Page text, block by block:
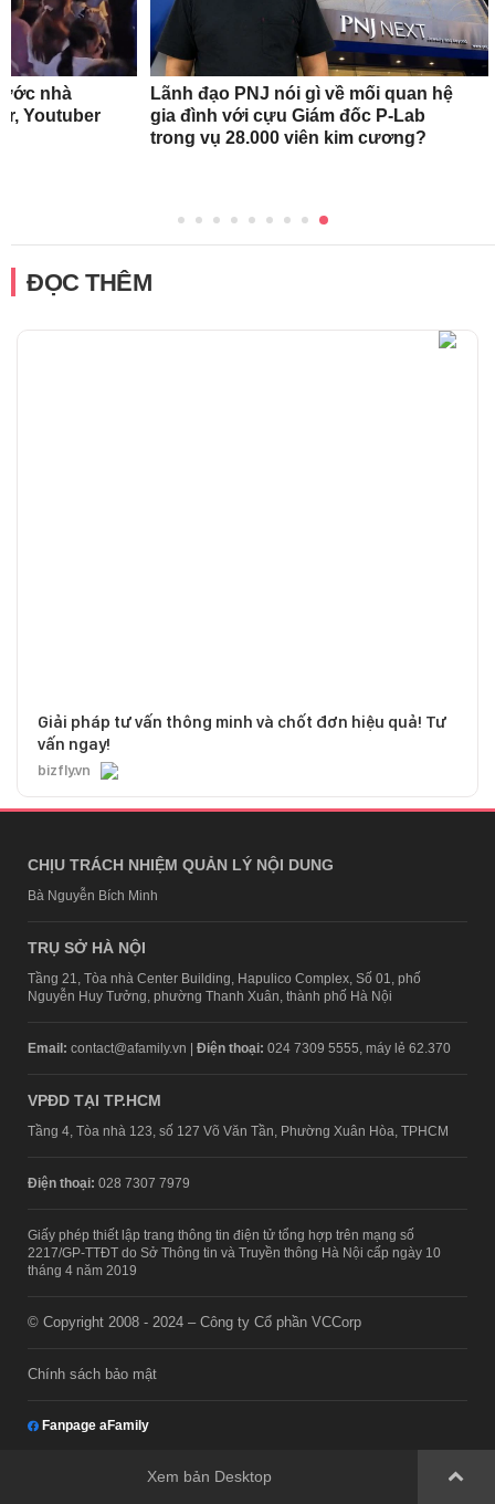
nhà
Youtuber
Lãnh đạo PNJ nói gì về mối quan hệ
gia đình với cựu Giám đốc P-Lab
trong vụ 28.000 viên kim cương?
ĐỌC THÊM
Giải pháp tư vấn thông minh và chốt đơn hiệu quả! Tư
vấn ngay!
bizfly.vn
CHỊU TRÁCH NHIỆM QUẢN LÝ NỘI DUNG
Bà Nguyễn Bích Minh
TRỤ SỞ HÀ NỘI
Tầng 21, Tòa nhà Center Building, Hapulico Complex, Số 01, phố
Nguyễn Huy Tưởng, phường Thanh Xuân, thành phố Hà Nội
Email: contact@afamily.vn | Điện thoại: 024 7309 5555, máy lẻ 62.370
VPĐD TẠI TP.HCM
Tầng 4, Tòa nhà 123, số 127 Võ Văn Tần, Phường Xuân Hòa, TPHCM
Điện thoại: 028 7307 7979
Giấy phép thiết lập trang thông tin điện tử tổng hợp trên mạng số
2217/GP-TTĐT do Sở Thông tin và Truyền thông Hà Nội cấp ngày 10
tháng 4 năm 2019
© Copyright 2008 - 2024 – Công ty Cổ phần VCCorp
Chính sách bảo mật
Fanpage aFamily
Xem bản Desktop